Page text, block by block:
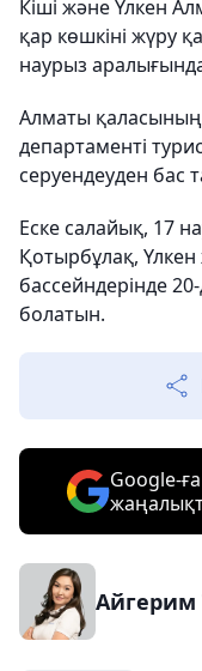
Кіші және Үлкен
қар көшкіні жүру
наурыз
Алматы
департаменті
серуендеуден бас
Еске салайық, 17
Қотырбұлақ, Үлкен
бассейндерінде
болатын.
Google-
Айгерим